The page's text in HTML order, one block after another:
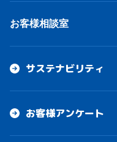
お客様相談室
サステナビリティ
お客様アンケート